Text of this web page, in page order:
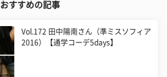
おすすめの記事
Vol.172 田中陽南さん（準ミスソフィア
2016）【通学コーデ5days】